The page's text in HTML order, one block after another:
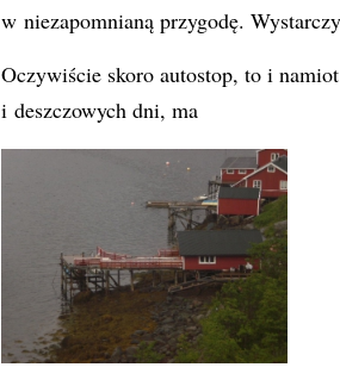
w niezapomnianą przygodę.
Oczywiście skoro autostop, to i
i deszczowych dni, ma